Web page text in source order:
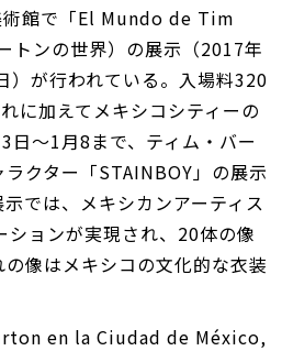
館で「El Mundo de Tim
トンの世界）の展示（2017年
）が行われている。入場料320
に加えてメキシコシティーの
日～1月8まで、ティム・バー
クター「STAINBOY」の展示
では、メキシカンアーティス
ションが実現され、20体の像
像はメキシコの文化的な衣装
en la Ciudad de México,